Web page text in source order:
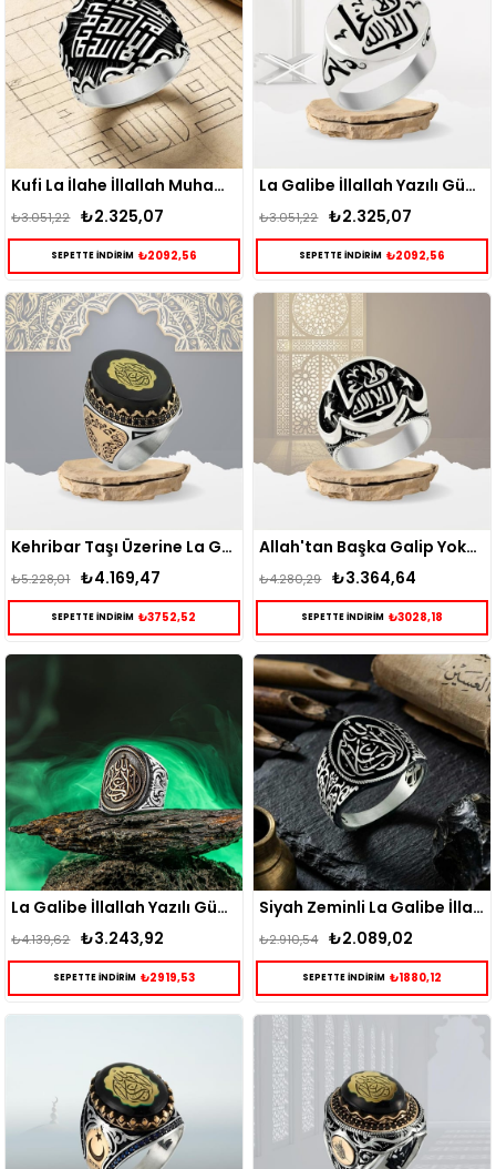
Kufi La İlahe İllallah Muhammeden Resulullah Gümüş Yüzük
₺2.325,07
₺3.051,22
SEPETTE İNDİRİM ₺2092,56
La Galibe İllallah Yazılı Gümüş Erkek Yüzük
₺2.325,07
₺3.051,22
SEPETTE İNDİRİM ₺2092,56
Kehribar Taşı Üzerine La Galibe İllallah Yazılı Gümüş Yüzük
₺4.169,47
₺5.228,01
SEPETTE İNDİRİM ₺3752,52
Allah'tan Başka Galip Yoktur Yazılı Gümüş Yüzük
₺3.364,64
₺4.280,29
SEPETTE İNDİRİM ₺3028,18
La Galibe İllallah Yazılı Gümüş Yüzük
₺3.243,92
₺4.139,62
SEPETTE İNDİRİM ₺2919,53
Siyah Zeminli La Galibe İllallah Yazılı Gümüş Yüzük
₺2.089,02
₺2.910,54
SEPETTE İNDİRİM ₺1880,12